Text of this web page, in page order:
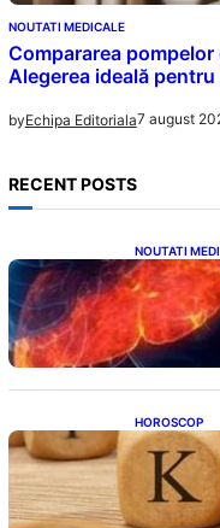
NOUTATI MEDICALE
Compararea
Alegerea ideală
byEchipa Editoriala7 august
RECENT POSTS
NOUTATI
Ficatul
Picioare
HOROSCOP
Eclipsa
Zodiilor